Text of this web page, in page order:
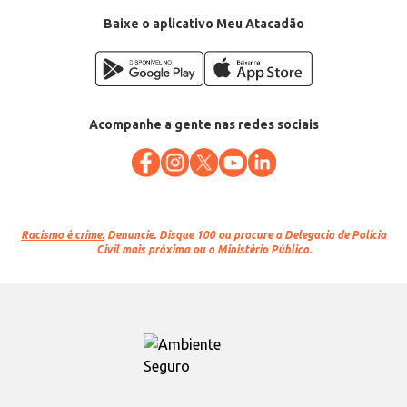
Baixe o aplicativo Meu Atacadão
Acompanhe a gente nas redes sociais
Racismo é crime. Denuncie. Disque 100 ou procure a Delegacia de Polícia
Civil mais próxima ou o Ministério Público.